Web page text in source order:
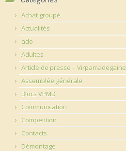
Achat groupé
Actualités
ado
Adultes
Article de presse – Virpamadegaine
Assemblée générale
Blocs VPMD
Communication
Competition
Contacts
Démontage